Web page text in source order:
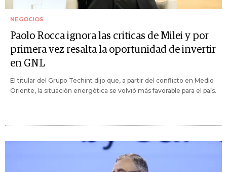
NEGOCIOS
Paolo Rocca ignora las criticas de Milei y por
primera vez resalta la oportunidad de invertir
en GNL
El titular del Grupo Techint dijo que, a partir del conflicto en Medio
Oriente, la situación energética se volvió más favorable para el país.